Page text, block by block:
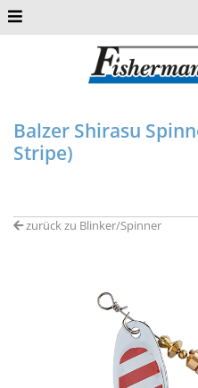
Balzer Shirasu
Stripe)
zurück zu Blinker/Spinner